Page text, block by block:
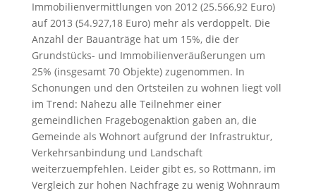
Immobilienvermittlungen von 2012 (25.566,92 Euro)
auf 2013 (54.927,18 Euro) mehr als verdoppelt. Die
Anzahl der Bauanträge hat um 15%, die der
Grundstücks- und Immobilienveräußerungen um
25% (insgesamt 70 Objekte) zugenommen. In
Schonungen und den Ortsteilen zu wohnen liegt voll
im Trend: Nahezu alle Teilnehmer einer
gemeindlichen Fragebogenaktion gaben an, die
Gemeinde als Wohnort aufgrund der Infrastruktur,
Verkehrsanbindung und Landschaft
weiterzuempfehlen. Leider gibt es, so Rottmann, im
Vergleich zur hohen Nachfrage zu wenig Wohnraum